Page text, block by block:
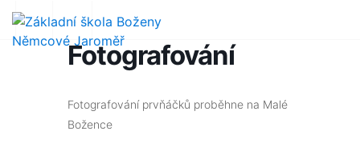
Fotografování
Fotografování prvňáčků proběhne na Malé
Božence